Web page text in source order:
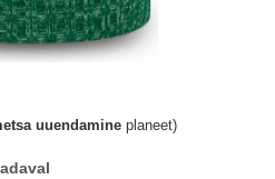
uuendamine planeet)